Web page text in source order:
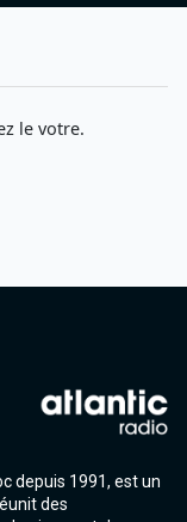
le votre.
depuis 1991, est un
des